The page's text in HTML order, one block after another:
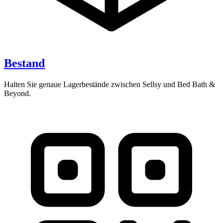
Bestand
Halten Sie genaue Lagerbestände zwischen Sellsy und Bed Bath &
Beyond.